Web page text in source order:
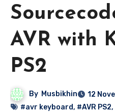
AVR with
PS2
By Musbikhin
12
#avr keyboard, #AVR PS2,